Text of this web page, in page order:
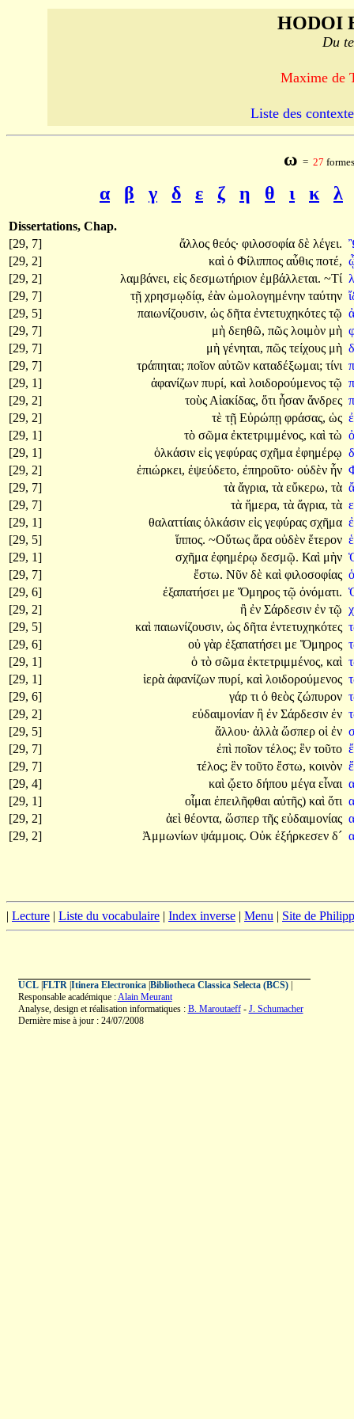
HODOI
Du
Maxime de
Liste des
ω = 27
α β γ δ ε ζ η θ ι κ λ
Dissertations, Chap.
[29, 7]
ἄλλος θεός· φιλοσοφία δὲ λέγει.
[29, 2]
καὶ ὁ Φίλιππος αὖθις ποτέ,
[29, 2]
λαμβάνει, εἰς δεσμωτήριον ἐμβάλλεται. ~Τί
[29, 7]
τῇ χρησμῳδίᾳ, ἐὰν ὡμολογημένην ταύτην
[29, 5]
παιωνίζουσιν, ὡς δῆτα ἐντετυχηκότες τῷ
[29, 7]
μὴ δεηθῶ, πῶς λοιμὸν μὴ
[29, 7]
μὴ γένηται, πῶς τείχους μὴ
[29, 7]
τράπηται; ποῖον αὐτῶν καταδέξωμαι; τίνι
[29, 1]
ἀφανίζων πυρί, καὶ λοιδορούμενος τῷ
[29, 2]
τοὺς Αἰακίδας, ὅτι ἦσαν ἄνδρες
[29, 2]
τὲ τῇ Εὐρώπῃ φράσας, ὡς
[29, 1]
τὸ σῶμα ἐκτετριμμένος, καὶ τὼ
[29, 1]
ὁλκάσιν εἰς γεφύρας σχῆμα ἐφημέρῳ
[29, 2]
ἐπιώρκει, ἐψεύδετο, ἐπηροῦτο· οὐδὲν ἦν
[29, 7]
τὰ ἄγρια, τὰ εὔκερω, τὰ
[29, 7]
τὰ ἥμερα, τὰ ἄγρια, τὰ
[29, 1]
θαλαττίαις ὁλκάσιν εἰς γεφύρας σχῆμα
[29, 5]
ἵππος. ~Οὕτως ἄρα οὐδὲν ἕτερον
[29, 1]
σχῆμα ἐφημέρῳ δεσμῷ. Καὶ μὴν
[29, 7]
ἔστω. Νῦν δὲ καὶ φιλοσοφίας
[29, 6]
ἐξαπατήσει με Ὅμηρος τῷ ὀνόματι.
[29, 2]
ἢ ἐν Σάρδεσιν ἐν τῷ
[29, 5]
καὶ παιωνίζουσιν, ὡς δῆτα ἐντετυχηκότες
[29, 6]
οὐ γὰρ ἐξαπατήσει με Ὅμηρος
[29, 1]
ὁ τὸ σῶμα ἐκτετριμμένος, καὶ
[29, 1]
ἱερὰ ἀφανίζων πυρί, καὶ λοιδορούμενος
[29, 6]
γάρ τι ὁ θεὸς ζώπυρον
[29, 2]
εὐδαιμονίαν ἢ ἐν Σάρδεσιν ἐν
[29, 5]
ἄλλου· ἀλλὰ ὥσπερ οἱ ἐν
[29, 7]
ἐπὶ ποῖον τέλος; ἓν τοῦτο
[29, 7]
τέλος; ἓν τοῦτο ἔστω, κοινὸν
[29, 4]
καὶ ᾤετο δήπου μέγα εἶναι
[29, 1]
οἶμαι ἐπειλῆφθαι αὐτῆς) καὶ ὅτι
[29, 2]
ἀεὶ θέοντα, ὥσπερ τῆς εὐδαιμονίας
[29, 2]
Ἀμμωνίων ψάμμοις. Οὐκ ἐξήρκεσεν δ´
| Lecture | Liste du vocabulaire | Index inverse | Menu | Site de
UCL| FLTR| Itinera Electronica| Bibliotheca Classica Selecta (BCS)|
Responsable académique :Alain Meurant
Analyse, design et réalisation informatiques : B. Maroutaeff- J. Schumacher
Dernière mise à jour : 24/07/2008